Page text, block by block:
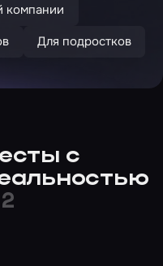
компании
Для подростков
с
2